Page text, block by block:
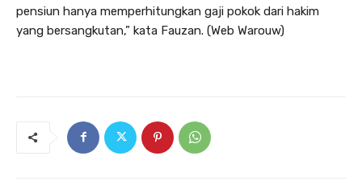
pensiun hanya memperhitungkan gaji pokok dari hakim
yang bersangkutan,” kata Fauzan. (Web Warouw)